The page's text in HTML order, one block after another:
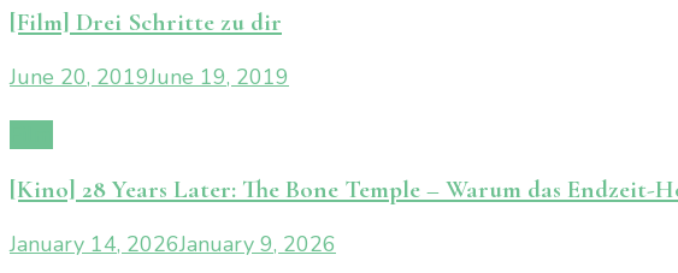
[Film] Drei Schritte zu dir
June 20, 2019June 19, 2019
[Kino] 28 Years Later: The Bone Temple – Warum das
January 14, 2026January 9, 2026